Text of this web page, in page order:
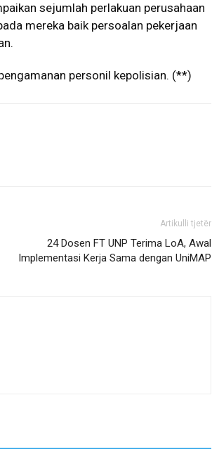
sejumlah perlakuan perusahaan
mereka baik persoalan pekerjaan
personil kepolisian. (**)
Artikulli tjetër
24 Dosen FT UNP Terima LoA, Awal
Implementasi Kerja Sama dengan UniMAP